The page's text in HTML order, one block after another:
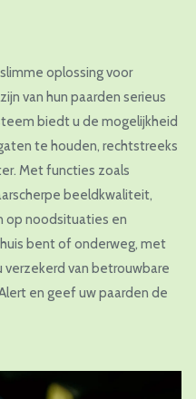
oplossing voor
van hun paarden serieus
biedt u de mogelijkheid
te houden, rechtstreeks
Met functies zoals
beeldkwaliteit,
op noodsituaties en
bent of onderweg, met
van betrouwbare
en geef uw paarden de